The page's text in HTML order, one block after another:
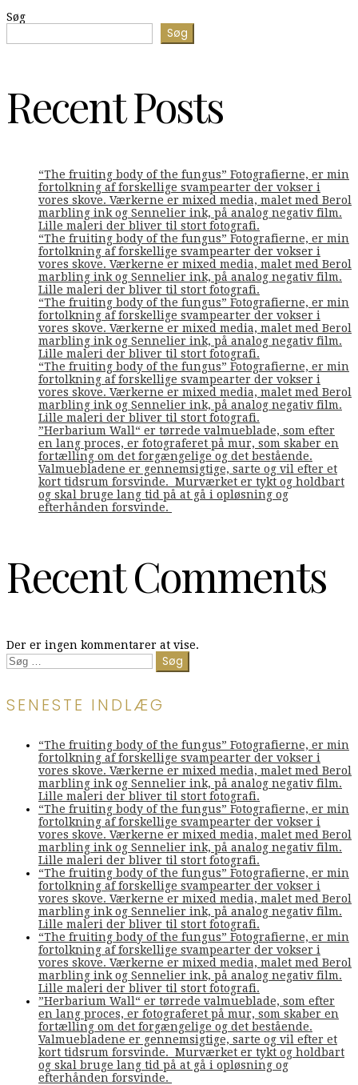
Søg
Søg
Recent Posts
“The fruiting body of the fungus” Fotografierne, er min
fortolkning af forskellige svampearter der vokser i
vores skove. Værkerne er mixed media, malet med Berol
marbling ink og Sennelier ink, på analog negativ film.
Lille maleri der bliver til stort fotografi.
“The fruiting body of the fungus” Fotografierne, er min
fortolkning af forskellige svampearter der vokser i
vores skove. Værkerne er mixed media, malet med Berol
marbling ink og Sennelier ink, på analog negativ film.
Lille maleri der bliver til stort fotografi.
“The fruiting body of the fungus” Fotografierne, er min
fortolkning af forskellige svampearter der vokser i
vores skove. Værkerne er mixed media, malet med Berol
marbling ink og Sennelier ink, på analog negativ film.
Lille maleri der bliver til stort fotografi.
“The fruiting body of the fungus” Fotografierne, er min
fortolkning af forskellige svampearter der vokser i
vores skove. Værkerne er mixed media, malet med Berol
marbling ink og Sennelier ink, på analog negativ film.
Lille maleri der bliver til stort fotografi.
”Herbarium Wall“ er tørrede valmueblade, som efter
en lang proces, er fotograferet på mur, som skaber en
fortælling om det forgængelige og det bestående.
Valmuebladene er gennemsigtige, sarte og vil efter et
kort tidsrum forsvinde. Murværket er tykt og holdbart
og skal bruge lang tid på at gå i opløsning og
efterhånden forsvinde.
Recent Comments
Der er ingen kommentarer at vise.
Søg
efter:
SENESTE INDLÆG
“The fruiting body of the fungus” Fotografierne, er min
fortolkning af forskellige svampearter der vokser i
vores skove. Værkerne er mixed media, malet med Berol
marbling ink og Sennelier ink, på analog negativ film.
Lille maleri der bliver til stort fotografi.
“The fruiting body of the fungus” Fotografierne, er min
fortolkning af forskellige svampearter der vokser i
vores skove. Værkerne er mixed media, malet med Berol
marbling ink og Sennelier ink, på analog negativ film.
Lille maleri der bliver til stort fotografi.
“The fruiting body of the fungus” Fotografierne, er min
fortolkning af forskellige svampearter der vokser i
vores skove. Værkerne er mixed media, malet med Berol
marbling ink og Sennelier ink, på analog negativ film.
Lille maleri der bliver til stort fotografi.
“The fruiting body of the fungus” Fotografierne, er min
fortolkning af forskellige svampearter der vokser i
vores skove. Værkerne er mixed media, malet med Berol
marbling ink og Sennelier ink, på analog negativ film.
Lille maleri der bliver til stort fotografi.
”Herbarium Wall“ er tørrede valmueblade, som efter
en lang proces, er fotograferet på mur, som skaber en
fortælling om det forgængelige og det bestående.
Valmuebladene er gennemsigtige, sarte og vil efter et
kort tidsrum forsvinde. Murværket er tykt og holdbart
og skal bruge lang tid på at gå i opløsning og
efterhånden forsvinde.